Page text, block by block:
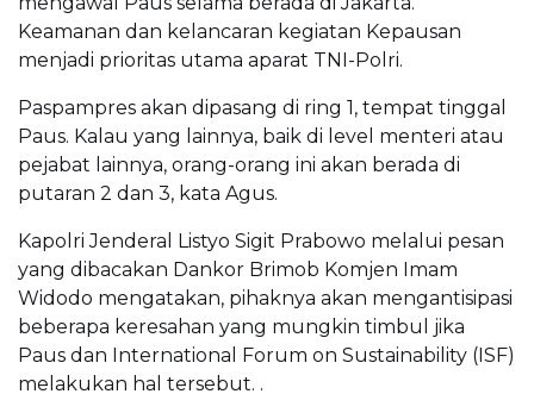
Keamanan dan kelancaran kegiatan Kepausan
menjadi prioritas utama aparat TNI-Polri.
Paspampres akan dipasang di ring 1, tempat tinggal
Paus. Kalau yang lainnya, baik di level menteri atau
pejabat lainnya, orang-orang ini akan berada di
putaran 2 dan 3, kata Agus.
Kapolri Jenderal Listyo Sigit Prabowo melalui pesan
yang dibacakan Dankor Brimob Komjen Imam
Widodo mengatakan, pihaknya akan mengantisipasi
beberapa keresahan yang mungkin timbul jika
Paus dan International Forum on Sustainability (ISF)
melakukan hal tersebut. .